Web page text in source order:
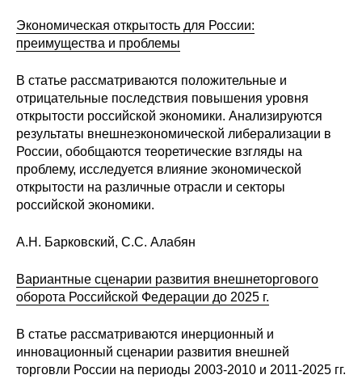
Экономическая открытость для России:
преимущества и проблемы
В статье рассматриваются положительные и
отрицательные последствия повышения уровня
открытости российской экономики. Анализируются
результаты внешнеэкономической либерализации в
России, обобщаются теоретические взгляды на
проблему, исследуется влияние экономической
открытости на различные отрасли и секторы
российской экономики.
А.Н. Барковский, С.С. Алабян
Вариантные сценарии развития внешнеторгового
оборота Российской Федерации до 2025 г.
В статье рассматриваются инерционный и
инновационный сценарии развития внешней
торговли России на периоды 2003-2010 и 2011-2025 гг.